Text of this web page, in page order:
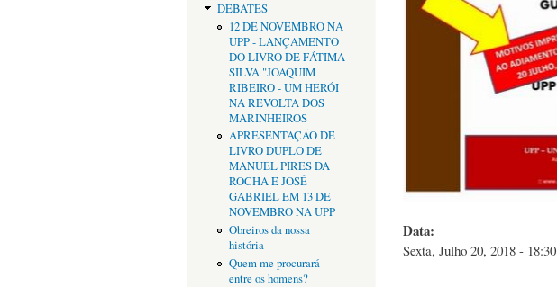
DEBATES
12 DE NOVEMBRO NA
UPP - LANÇAMENTO
DO LIVRO DE FÁTIMA
SILVA "JOAQUIM
RIBEIRO - UM HERÓI
NA REVOLTA DOS
MARINHEIROS
APRESENTAÇÃO DE
LIVRO DUPLO DE
MANUEL PIRES DA
ROCHA E JOSÉ
GABRIEL EM 13 DE
NOVEMBRO NA UPP
Obreiros da nossa
história
Quem me procurará
entre os homens?
Data:
Sexta, Julho 20, 2018 - 18:30